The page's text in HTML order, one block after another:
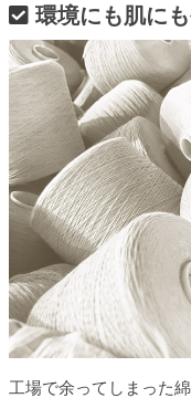
環境にも肌に
工場で余ってしまった